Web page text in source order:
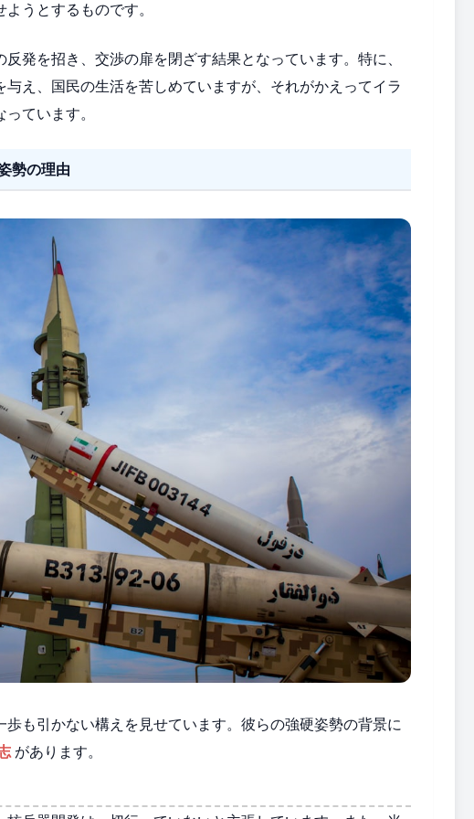
うとするものです。
発を招き、交渉の扉を閉ざす結果となっています。特に、
え、国民の生活を苦しめていますが、それがかえってイラ
ています。
勢の理由
も引かない構えを見せています。彼らの強硬姿勢の背景に
があります。